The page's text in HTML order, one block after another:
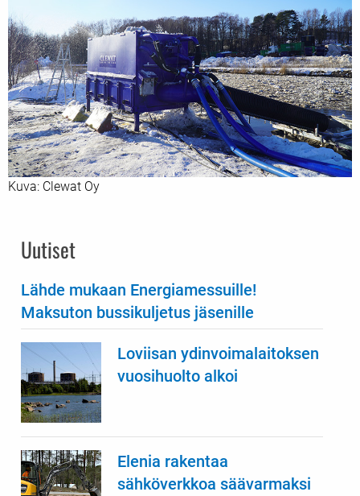
Kuva: Clewat Oy
Uutiset
Lähde mukaan Energiamessuille!
Maksuton bussikuljetus jäsenille
Loviisan ydinvoimalaitoksen
vuosihuolto alkoi
Elenia rakentaa
sähköverkkoa säävarmaksi